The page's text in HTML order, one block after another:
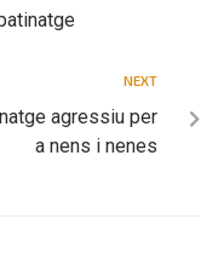
NEXT
agressiu per
a nens i nenes